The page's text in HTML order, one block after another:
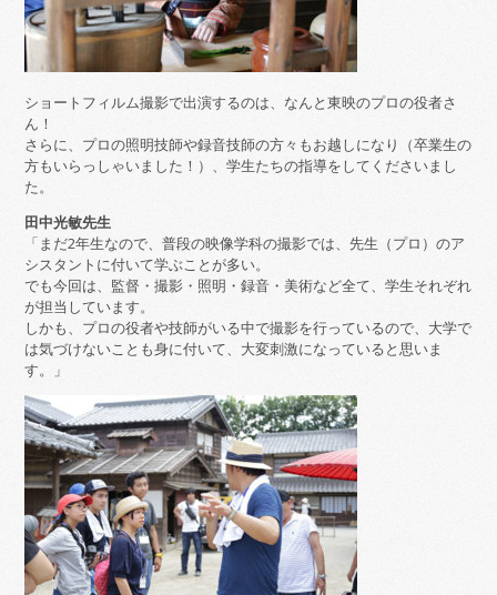
ショートフィルム撮影で出演するのは、なんと東映のプロの役者さ
ん！
さらに、プロの照明技師や録音技師の方々もお越しになり（卒業生の
方もいらっしゃいました！）、学生たちの指導をしてくださいまし
た。
田中光敏先生
「まだ2年生なので、普段の映像学科の撮影では、先生（プロ）のア
シスタントに付いて学ぶことが多い。
でも今回は、監督・撮影・照明・録音・美術など全て、学生それぞれ
が担当しています。
しかも、プロの役者や技師がいる中で撮影を行っているので、大学で
は気づけないことも身に付いて、大変刺激になっていると思いま
す。」